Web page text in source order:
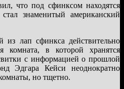
что под сфинксом находятся
знаменитый американский
лап сфинкса действительно
комната, в которой хранятся
с информацией о прошлой
Эдгара Кейси неоднократно
но тщетно.